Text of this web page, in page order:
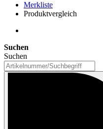
Merkliste
Produktvergleich
Suchen
Suchen